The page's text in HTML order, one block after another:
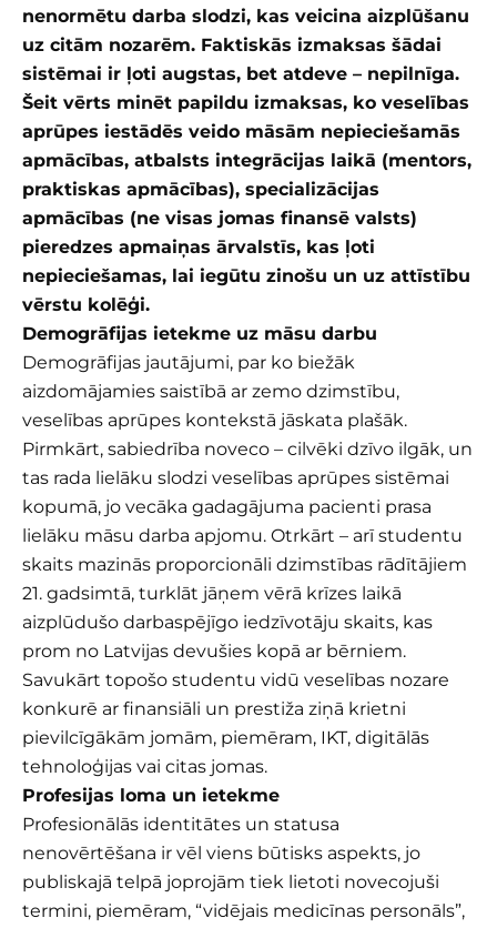
nenormētu darba slodzi, kas veicina aizplūšanu
uz citām nozarēm. Faktiskās izmaksas šādai
sistēmai ir ļoti augstas, bet atdeve – nepilnīga.
Šeit vērts minēt papildu izmaksas, ko veselības
aprūpes iestādēs veido māsām nepieciešamās
apmācības, atbalsts integrācijas laikā (mentors,
praktiskas apmācības), specializācijas
apmācības (ne visas jomas finansē valsts)
pieredzes apmaiņas ārvalstīs, kas ļoti
nepieciešamas, lai iegūtu zinošu un uz attīstību
vērstu kolēģi.
Demogrāfijas ietekme uz māsu darbu
Demogrāfijas jautājumi, par ko biežāk
aizdomājamies saistībā ar zemo dzimstību,
veselības aprūpes kontekstā jāskata plašāk.
Pirmkārt, sabiedrība noveco – cilvēki dzīvo ilgāk, un
tas rada lielāku slodzi veselības aprūpes sistēmai
kopumā, jo vecāka gadagājuma pacienti prasa
lielāku māsu darba apjomu. Otrkārt – arī studentu
skaits mazinās proporcionāli dzimstības rādītājiem
21. gadsimtā, turklāt jāņem vērā krīzes laikā
aizplūdušo darbaspējīgo iedzīvotāju skaits, kas
prom no Latvijas devušies kopā ar bērniem.
Savukārt topošo studentu vidū veselības nozare
konkurē ar finansiāli un prestiža ziņā krietni
pievilcīgākām jomām, piemēram, IKT, digitālās
tehnoloģijas vai citas jomas.
Profesijas loma un ietekme
Profesionālās identitātes un statusa
nenovērtēšana ir vēl viens būtisks aspekts, jo
publiskajā telpā joprojām tiek lietoti novecojuši
termini, piemēram, “vidējais medicīnas personāls”,